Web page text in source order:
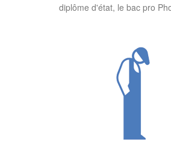
diplôme d'état, le bac pro